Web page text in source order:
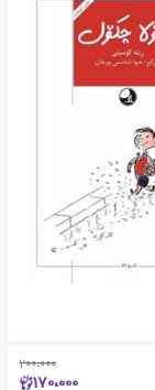
200،000
170،000